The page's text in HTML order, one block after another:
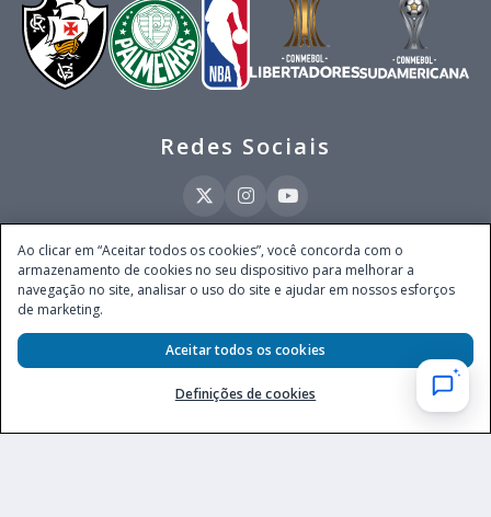
Redes Sociais
Este site é operado pela Ventmear Brasil LTDA (CNPJ 52.868.380/0001-84), com
endereço na Avenida Brigadeiro Faria Lima, nº 4.055, 3º andar, Itaim Bibi, no
Município de São Paulo, Estado de São Paulo, CEP 04538-133, Brasil - empresa
Secretaria de Prêmios e Apostas do Ministério da Fazenda, conforme Portaria nº
247, de 07.02.2025, publicada no DOU em 11.2.2025.
Ao clicar em “Aceitar todos os cookies”, você concorda com o
armazenamento de cookies no seu dispositivo para melhorar a
navegação no site, analisar o uso do site e ajudar em nossos esforços
de marketing.
Definições de cookies
Aceitar todos os cookies